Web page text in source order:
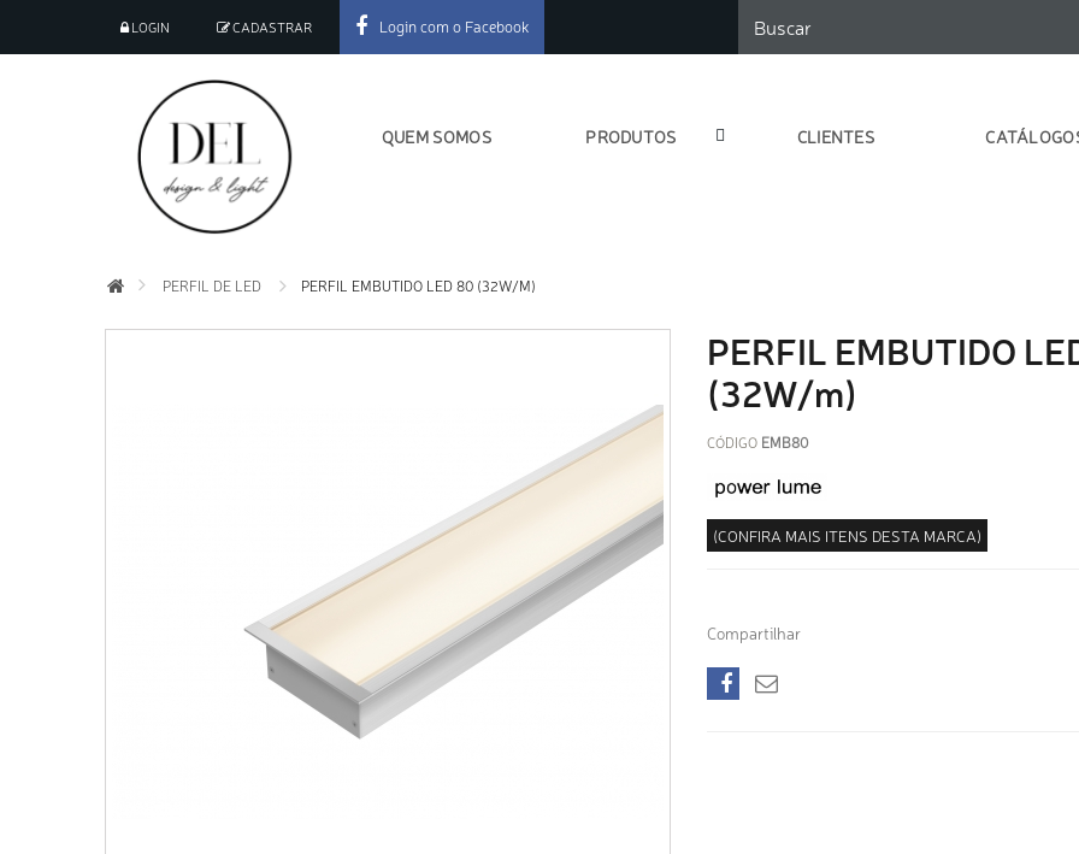
LOGIN CADASTRAR Login com o Facebook
QUEM SOMOS PRODUTOS CLIENTES
PERFIL DE LED PERFIL EMBUTIDO LED 80 (32W/M)
PERFIL EMBUTIDO
(32W/m)
CÓDIGO EMB80
(CONFIRA MAIS ITENS DESTA MARCA)
Compartilhar